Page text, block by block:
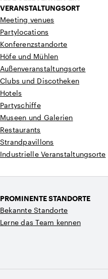
VERANSTALTUNGSORT
Meeting venues
Partylocations
Konferenzstandorte
Höfe und Mühlen
Außenveranstaltungsorte
Clubs und Discotheken
Hotels
Partyschiffe
Museen und Galerien
Restaurants
Strandpavillons
Industrielle Veranstaltungsorte
PROMINENTE STANDORTE
Bekannte Standorte
Lerne das Team kennen